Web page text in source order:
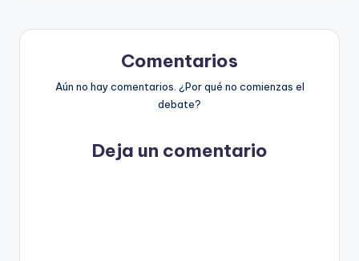
Comentarios
Aún no hay comentarios. ¿Por qué no comienzas el
debate?
Deja un comentario